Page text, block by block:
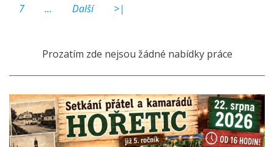
7 ... Další >|
Prozatím zde nejsou žádné nabídky práce